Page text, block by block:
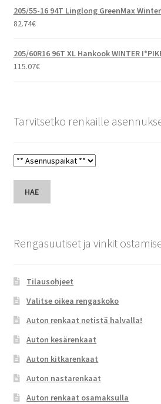
205/55-16 94T Linglong GreenMax
82.74€
205/60R16 96T XL Hankook WINTER
115.07€
Tarvitsetko renkaille
HAE
Rengasuutiset ja vinkit
Tilausohjeet
Valitse oikea rengaskoko
Auton renkaat netistä halvalla!
Auton kesärenkaat
Auton kitkarenkaat
Auton nastarenkaat
Auton renkaat osamaksulla